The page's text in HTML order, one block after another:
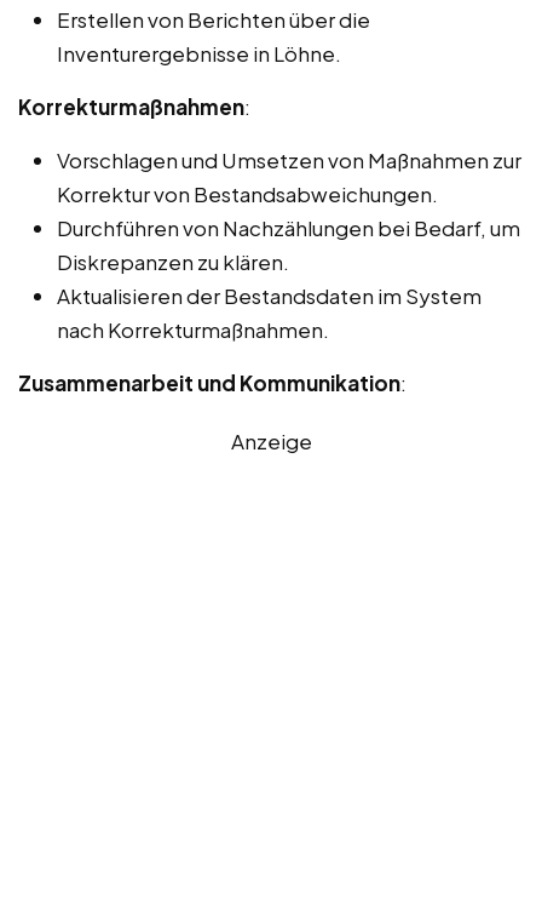
Erstellen von Berichten über die
Inventurergebnisse in Löhne.
Korrekturmaßnahmen:
Vorschlagen und Umsetzen von Maßnahmen zur
Korrektur von Bestandsabweichungen.
Durchführen von Nachzählungen bei Bedarf, um
Diskrepanzen zu klären.
Aktualisieren der Bestandsdaten im System
nach Korrekturmaßnahmen.
Zusammenarbeit und Kommunikation:
Anzeige